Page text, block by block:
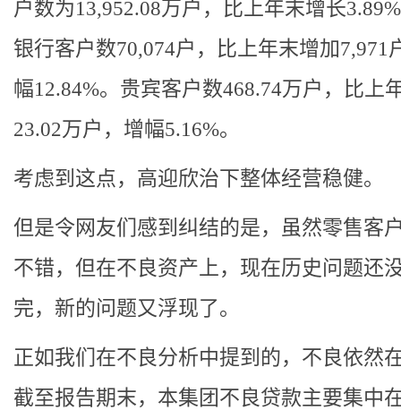
户数为13,952.08万户，比上年末增长
银行客户数70,074户，比上年末增加7,971
幅12.84%。贵宾客户数468.74万户，比上
23.02万户，增幅5.16%。
考虑到这点，高迎欣治下整体经营稳健。
但是令网友们感到纠结的是，虽然零售客
不错，但在不良资产上，现在历史问题还
完，新的问题又浮现了。
正如我们在不良分析中提到的，不良依然
截至报告期末，本集团不良贷款主要集中